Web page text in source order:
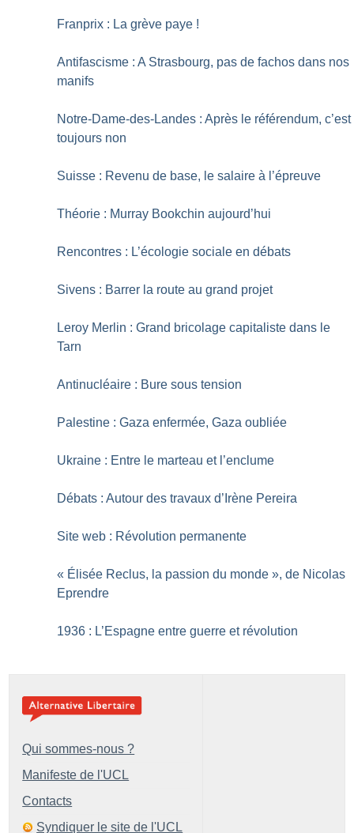
Franprix : La grève paye !
Antifascisme : A Strasbourg, pas de fachos dans nos
manifs
Notre-Dame-des-Landes : Après le référendum, c’est
toujours non
Suisse : Revenu de base, le salaire à l’épreuve
Théorie : Murray Bookchin aujourd’hui
Rencontres : L’écologie sociale en débats
Sivens : Barrer la route au grand projet
Leroy Merlin : Grand bricolage capitaliste dans le
Tarn
Antinucléaire : Bure sous tension
Palestine : Gaza enfermée, Gaza oubliée
Ukraine : Entre le marteau et l’enclume
Débats : Autour des travaux d’Irène Pereira
Site web : Révolution permanente
« Élisée Reclus, la passion du monde », de Nicolas
Eprendre
1936 : L’Espagne entre guerre et révolution
Qui sommes-nous ?
Manifeste de l'UCL
Contacts
Syndiquer le site de l'UCL